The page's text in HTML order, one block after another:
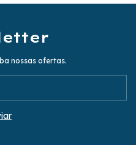
nossas ofertas.